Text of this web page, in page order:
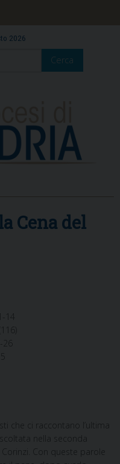
2026
Cerca
Cena del
14
che ci raccontano l’ultima
nella seconda
Con queste parole